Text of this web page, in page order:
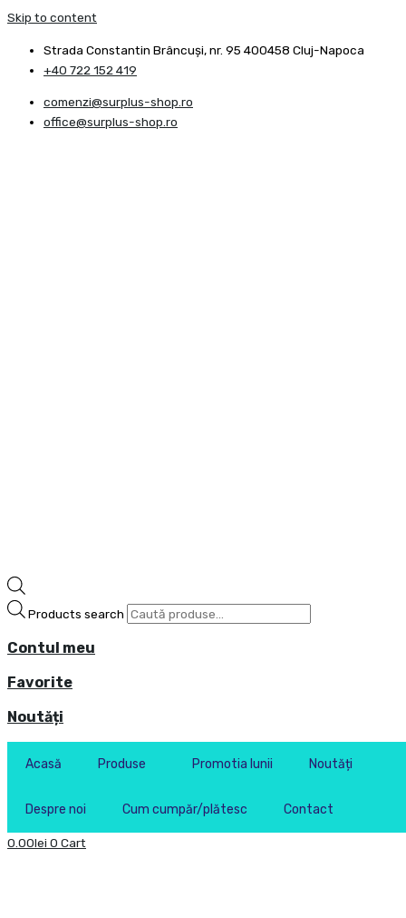
Skip to content
Strada Constantin Brâncuşi, nr. 95 400458 Cluj-Napoca
+40 722 152 419
comenzi@surplus-shop.ro
office@surplus-shop.ro
Products search
Contul meu
Favorite
Noutăți
Acasă Produse Promotia lunii Noutăți
Despre noi Cum cumpăr/plătesc Contact
0.00lei 0 Cart